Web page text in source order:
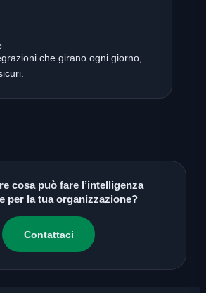
che girano ogni giorno,
cosa può fare l’intelligenza
per la tua organizzazione?
Contattaci